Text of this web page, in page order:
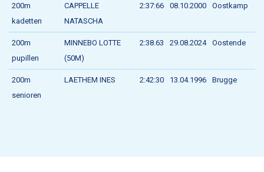
200m
kadetten
CAPPELLE
NATASCHA
2:37:66 08.10.2000 Oostkamp
200m
pupillen
MINNEBO LOTTE
(50M)
2:38.63 29.08.2024 Oostende
200m
senioren
LAETHEM INES 2:42:30 13.04.1996 Brugge